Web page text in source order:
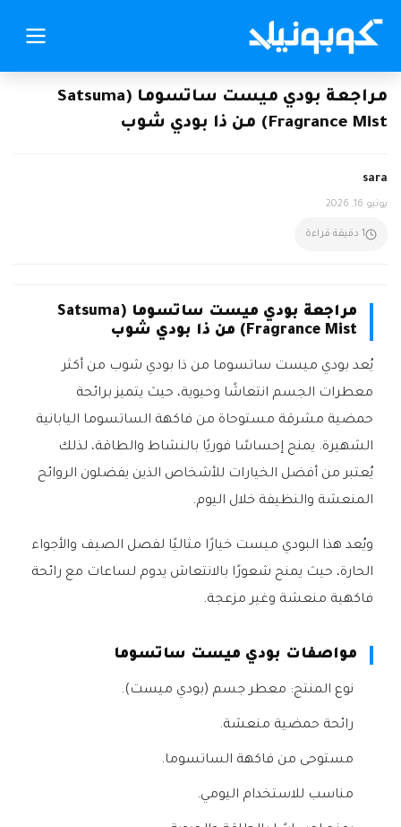
مراجعة بودي ميست ساتسوما (Satsuma
Fragrance Mist) من ذا بودي شوب
sara
يونيو 16, 2026
1 دقيقة قراءة
مراجعة بودي ميست ساتسوما (Satsuma
Fragrance Mist) من ذا بودي شوب
يُعد بودي ميست ساتسوما من ذا بودي شوب من أكثر
معطرات الجسم انتعاشًا وحيوية، حيث يتميز برائحة
حمضية مشرقة مستوحاة من فاكهة الساتسوما اليابانية
الشهيرة. يمنح إحساسًا فوريًا بالنشاط والطاقة، لذلك
يُعتبر من أفضل الخيارات للأشخاص الذين يفضلون الروائح
المنعشة والنظيفة خلال اليوم.
ويُعد هذا البودي ميست خيارًا مثاليًا لفصل الصيف والأجواء
الحارة، حيث يمنح شعورًا بالانتعاش يدوم لساعات مع رائحة
فاكهية منعشة وغير مزعجة.
مواصفات بودي ميست ساتسوما
نوع المنتج: معطر جسم (بودي ميست).
رائحة حمضية منعشة.
مستوحى من فاكهة الساتسوما.
مناسب للاستخدام اليومي.